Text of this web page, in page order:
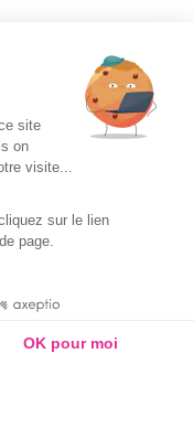
site
on
visite...
sur le lien
page.
OK pour moi